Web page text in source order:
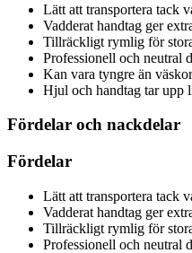
Lätt att transportera tack
Vadderat handtag ger
Tillräckligt rymlig för
Professionell och neutral
Kan vara tyngre än
Hjul och handtag tar upp
Fördelar och nackdelar
Fördelar
Lätt att transportera tack
Vadderat handtag ger
Tillräckligt rymlig för
Professionell och neutral